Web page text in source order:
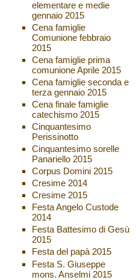
elementare e medie
gennaio 2015
Cena famiglie
Comunione febbraio
2015
Cena famiglie prima
comunione Aprile 2015
Cena famiglie seconda e
terza gennaio 2015
Cena finale famiglie
catechismo 2015
Cinquantesimo
Perissinotto
Cinquantesimo sorelle
Panariello 2015
Corpus Domini 2015
Cresime 2014
Cresime 2015
Festa Angelo Custode
2014
Festa Battesimo di Gesù
2015
Festa del papà 2015
Festa S. Giuseppe
mons. Anselmi 2015